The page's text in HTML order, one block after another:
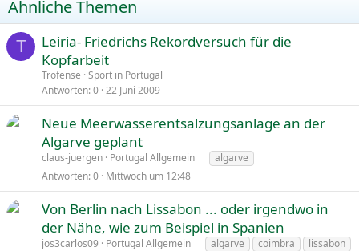
Ähnliche Themen
T
Leiria- Friedrichs Rekordversuch für die
Kopfarbeit
Trofense Sport in Portugal
Antworten 0 22 Juni 2009
Neue Meerwasserentsalzungsanlage an der
Algarve geplant
claus-juergen Portugal Allgemein
algarve
Antworten 0 Mittwoch um 12:48
Von Berlin nach Lissabon ... oder irgendwo in
der Nähe, wie zum Beispiel in Spanien
jos3carlos09 Portugal Allgemein algarve coimbra
lissabon